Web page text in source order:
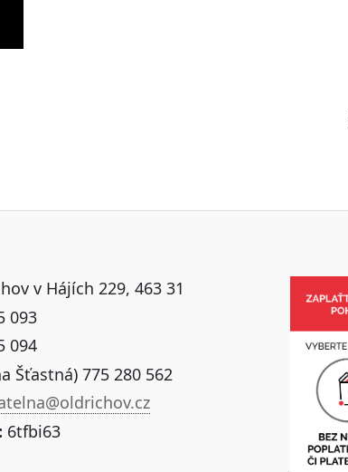
v Hájích 229, 463 31
093
094
Šťastná) 775 280 562
6tfbi63